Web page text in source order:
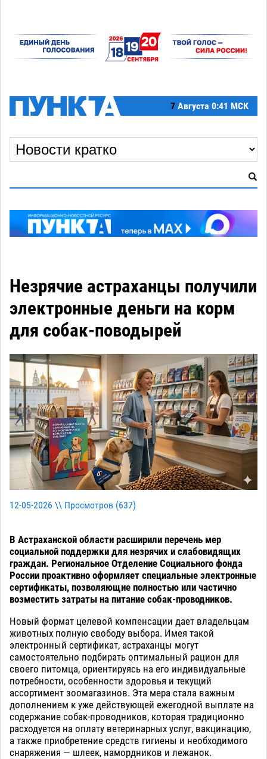
7 Августа 0:41 МСК
Незрячие астраханцы получили
электронные деньги на корм
для собак-поводырей
12-05-2026 \\ Просмотров (637)
В Астраханской области расширили перечень мер
социальной поддержки для незрячих и слабовидящих
граждан. Региональное Отделение Социального фонда
России проактивно оформляет специальные электронные
сертификаты, позволяющие полностью или частично
возместить затраты на питание собак-проводников.
Новый формат целевой компенсации дает владельцам
животных полную свободу выбора. Имея такой
электронный сертификат, астраханцы могут
самостоятельно подбирать оптимальный рацион для
своего питомца, ориентируясь на его индивидуальные
потребности, особенности здоровья и текущий
ассортимент зоомагазинов. Эта мера стала важным
дополнением к уже действующей ежегодной выплате на
содержание собак-проводников, которая традиционно
расходуется на оплату ветеринарных услуг, вакцинацию,
а также приобретение средств гигиены и необходимого
снаряжения — шлеек, намордников и лежанок.